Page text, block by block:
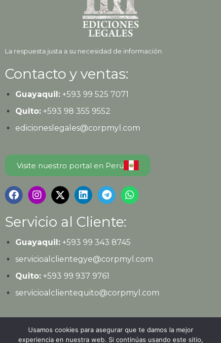
La respuesta justa a su necesidad de información
Contacto y ventas:
Guayaquil:+593 99 525 7071
Quito:+593 98 355 9552
edicioneslegales@corpmyl.com
Visite nuestro portal en Perú
Servicio al Cliente:
Guayaquil:+593 99 343 8745
servicioalclientegye@corpmyl.com
Quito:+593 99 937 9761
servicioalclientequito@corpmyl.com
Política de protección de datos personales
Usamos cookies para asegurar que te damos la mejor
experiencia en nuestra web. Si continúas usando este sitio,